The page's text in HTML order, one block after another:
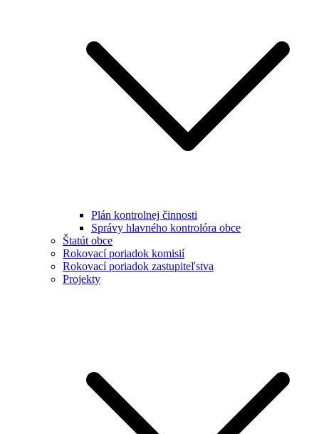
Plán kontrolnej činnosti
Správy hlavného kontrolóra obce
Štatút obce
Rokovací poriadok komisií
Rokovací poriadok zastupiteľstva
Projekty